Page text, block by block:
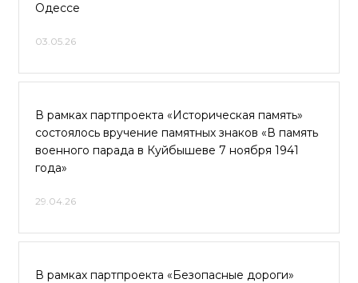
Одессе
03.05.26
В рамках партпроекта «Историческая память»
состоялось вручение памятных знаков «В память
военного парада в Куйбышеве 7 ноября 1941
года»
29.04.26
В рамках партпроекта «Безопасные дороги»